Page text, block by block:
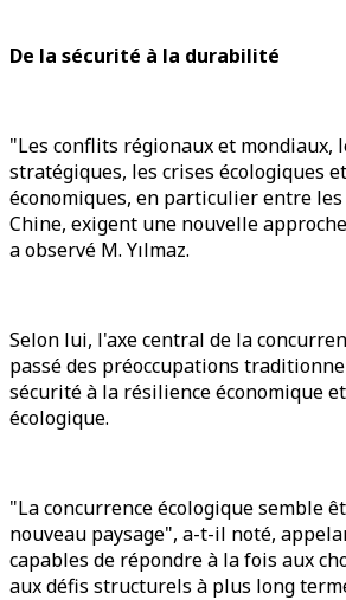
De la sécurité à la durabilité
"Les conflits régionaux et mondiaux,
stratégiques, les crises écologiques
économiques, en particulier entre
Chine, exigent une nouvelle
a observé M. Yılmaz.
Selon lui, l'axe central de la
passé des préoccupations
sécurité à la résilience économique
écologique.
"La concurrence écologique semble
nouveau paysage", a-t-il noté,
capables de répondre à la fois aux
aux défis structurels à plus long